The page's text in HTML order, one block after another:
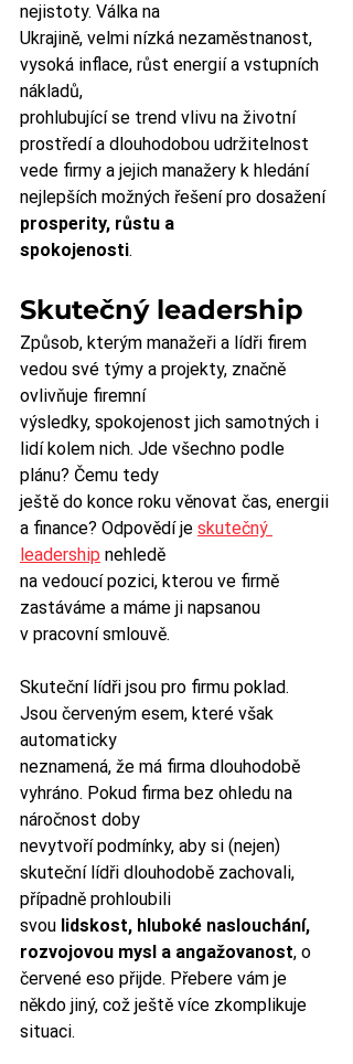
nejistoty. Válka na
Ukrajině, velmi nízká nezaměstnanost,
vysoká inflace, růst energií a vstupních
nákladů,
prohlubující se trend vlivu na životní
prostředí a dlouhodobou udržitelnost
vede firmy a jejich manažery k hledání
nejlepších možných řešení pro dosažení
prosperity, růstu a
spokojenosti.
Skutečný leadership
Způsob, kterým manažeři a lídři firem
vedou své týmy a projekty, značně
ovlivňuje firemní
výsledky, spokojenost jich samotných i
lidí kolem nich. Jde všechno podle
plánu? Čemu tedy
ještě do konce roku věnovat čas, energii
a finance? Odpovědí je skutečný
leadership nehledě
na vedoucí pozici, kterou ve firmě
zastáváme a máme ji napsanou
v pracovní smlouvě.
Skuteční lídři jsou pro firmu poklad.
Jsou červeným esem, které však
automaticky
neznamená, že má firma dlouhodobě
vyhráno. Pokud firma bez ohledu na
náročnost doby
nevytvoří podmínky, aby si (nejen)
skuteční lídři dlouhodobě zachovali,
případně prohloubili
svou lidskost, hluboké naslouchání,
rozvojovou mysl a angažovanost, o
červené eso přijde. Přebere vám je
někdo jiný, což ještě více zkomplikuje
situaci.